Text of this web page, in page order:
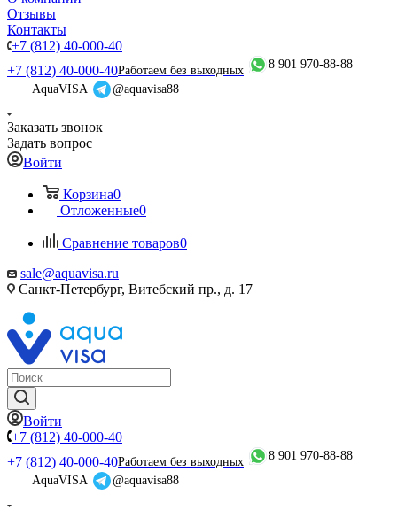
Отзывы
Контакты
+7 (812) 40-000-40
+7 (812) 40-000-40Работаем без выходных
8 901 970-88-88
AquaVISA
@aquavisa88
Заказать звонок
Задать вопрос
Войти
Корзина0
Отложенные0
Сравнение товаров0
sale@aquavisa.ru
Санкт-Петербург, Витебский пр., д. 17
Войти
+7 (812) 40-000-40
+7 (812) 40-000-40Работаем без выходных
8 901 970-88-88
AquaVISA
@aquavisa88